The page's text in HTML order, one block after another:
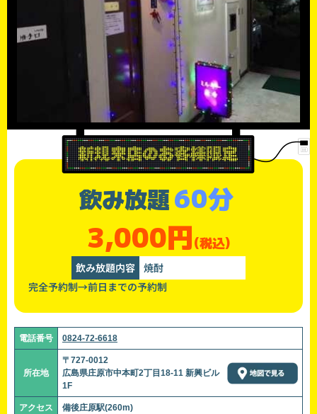
飲み放題60分
3,000円(税込)
飲み放題内容 焼酎
完全予約制→前日までの予約制
電話番号 0824-72-6618
所在地
〒727-0012
広島県庄原市中本町2丁目18-11 新興ビル
1F
アクセス 備後庄原駅(260m)